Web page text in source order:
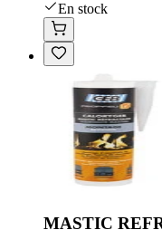
En stock
MASTIC